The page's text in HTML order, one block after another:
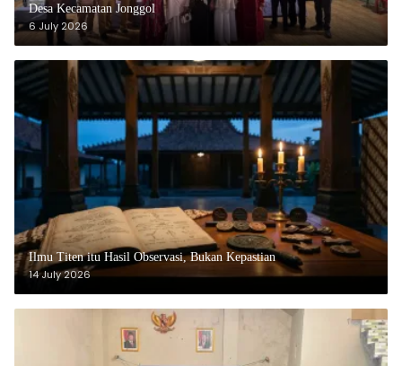
Desa Kecamatan Jonggol
6 July 2026
Ilmu Titen itu Hasil Observasi, Bukan Kepastian
14 July 2026